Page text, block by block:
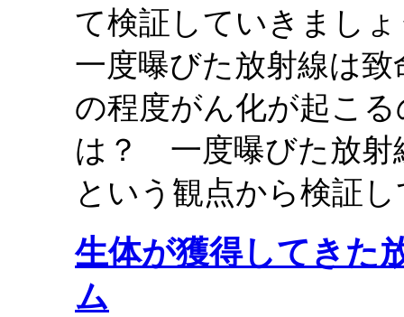
て検証していきまし
一度曝びた放射線は
の程度がん化が起こ
は？ 一度曝びた放射
という観点から検証
生体が獲得してきた
ム